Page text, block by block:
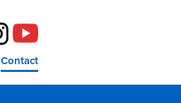
Contact